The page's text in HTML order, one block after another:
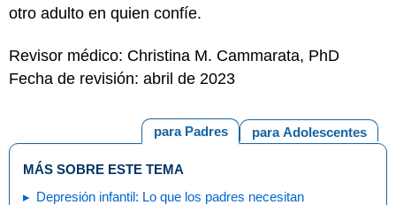
otro adulto en quien confíe.
Revisor médico: Christina M. Cammarata, PhD
Fecha de revisión: abril de 2023
para Adolescentes
para Padres
MÁS SOBRE ESTE TEMA
Depresión infantil: Lo que los padres necesitan